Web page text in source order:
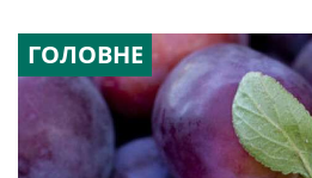
ГОЛОВНЕ